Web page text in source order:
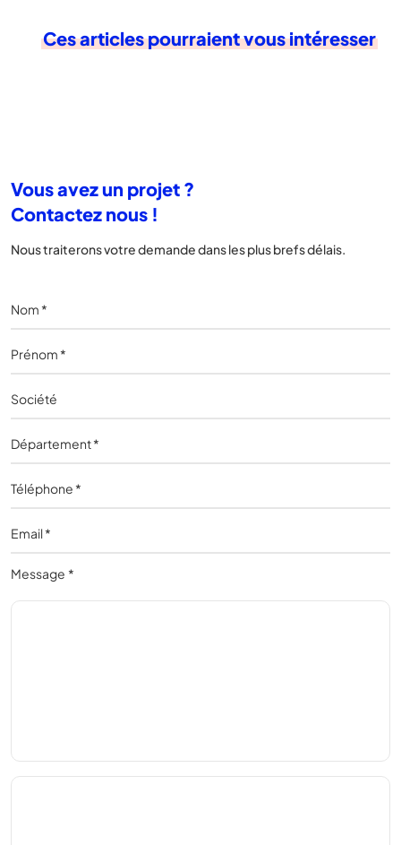
Ces articles pourraient vous intéresser
Vous avez un projet ?
Contactez nous !
Nous traiterons votre demande dans les plus brefs délais.
Message *